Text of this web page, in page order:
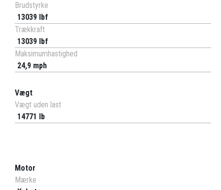
Brudstyrke
13039 lbf
Trækkraft
13039 lbf
Maksimumhastighed
24,9 mph
Vægt
Vægt uden last
14771 lb
Motor
Mærke